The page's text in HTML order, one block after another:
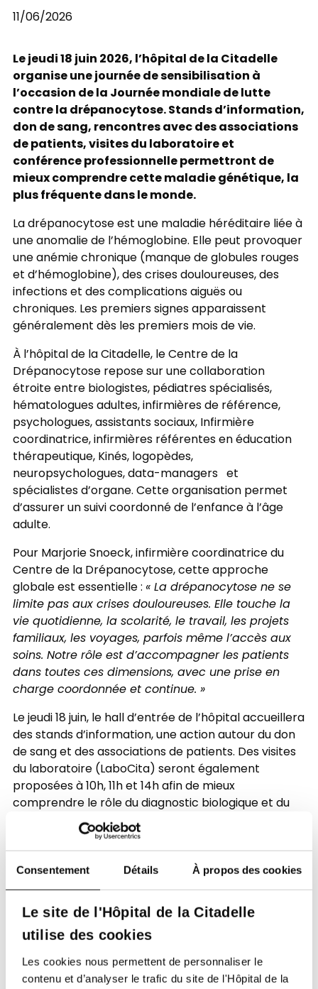
Consentement Détails À propos des cookies
Le site de l'Hôpital de la Citadelle
utilise des cookies
Les cookies nous permettent de personnaliser le
contenu et d’analyser le trafic du site de l'Hôpital de la
11/06/2026
Le jeudi 18 juin 2026, l’hôpital de la Citadelle
organise une journée de sensibilisation à
l’occasion de la Journée mondiale de lutte
contre la drépanocytose. Stands d’information,
don de sang, rencontres avec des associations
de patients, visites du laboratoire et
conférence professionnelle permettront de
mieux comprendre cette maladie génétique, la
plus fréquente dans le monde.
La drépanocytose est une maladie héréditaire liée à
une anomalie de l’hémoglobine. Elle peut provoquer
une anémie chronique (manque de globules rouges
et d’hémoglobine), des crises douloureuses, des
infections et des complications aiguës ou
chroniques. Les premiers signes apparaissent
généralement dès les premiers mois de vie.
À l’hôpital de la Citadelle, le Centre de la
Drépanocytose repose sur une collaboration
étroite entre biologistes, pédiatres spécialisés,
hématologues adultes, infirmières de référence,
psychologues, assistants sociaux, Infirmière
coordinatrice, infirmières référentes en éducation
thérapeutique, Kinés, logopèdes,
neuropsychologues, data-managers et
spécialistes d’organe. Cette organisation permet
d’assurer un suivi coordonné de l’enfance à l’âge
adulte.
Pour Marjorie Snoeck, infirmière coordinatrice du
Centre de la Drépanocytose, cette approche
globale est essentielle :« La drépanocytose ne se
limite pas aux crises douloureuses. Elle touche la
vie quotidienne, la scolarité, le travail, les projets
familiaux, les voyages, parfois même l’accès aux
soins. Notre rôle est d’accompagner les patients
dans toutes ces dimensions, avec une prise en
charge coordonnée et continue. »
Le jeudi 18 juin, le hall d’entrée de l’hôpital accueillera
des stands d’information, une action autour du don
de sang et des associations de patients. Des visites
du laboratoire (LaboCita) seront également
proposées à 10h, 11h et 14h afin de mieux
comprendre le rôle du diagnostic biologique et du
suivi transfusionnel.
Une conférence réservée aux médecins et
paramédicaux se tiendra de 12h30 à 14h en Salle
Julie Longton, le Dr Marie Hoyoux, le Dr Kaoutar
Hafraoui et Marjorie Snoeck.
« Cette journée mondiale est importante parce
qu’elle permet à la fois d’informer le grand public